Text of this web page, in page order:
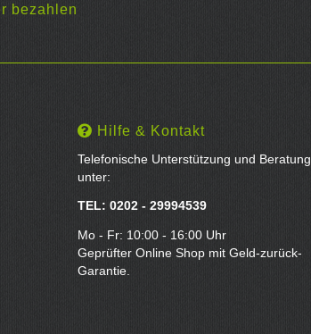
bezahlen
Hilfe & Kontakt
Telefonische Unterstützung und Beratung
unter:
TEL: 0202 - 29994539
Mo - Fr: 10:00 - 16:00 Uhr
Geprüfter Online Shop mit Geld-zurück-
Garantie.